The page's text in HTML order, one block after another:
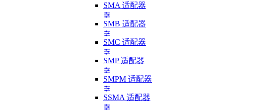
SMA 适配器
SMB 适配器
SMC 适配器
SMP 适配器
SMPM 适配器
SSMA 适配器